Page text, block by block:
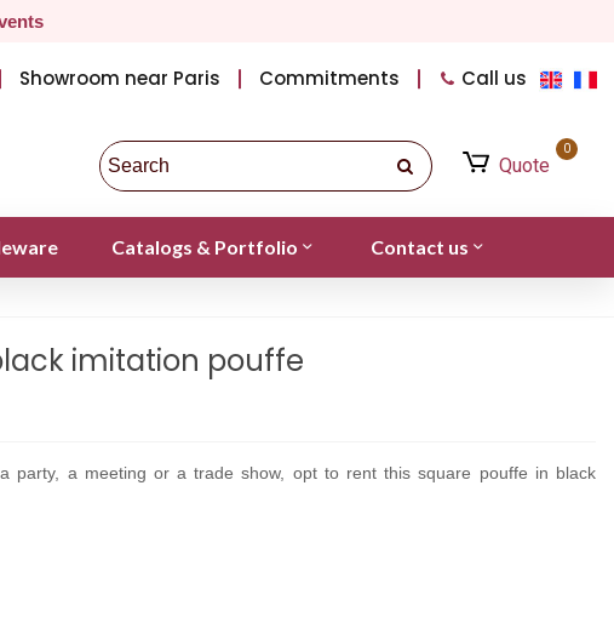
Showroom near Paris Commitments Call us
Quote
0
Catalogs & Portfolio Contact us
imitation pouffe
party, a meeting or a trade show, opt to rent this square pouffe in black